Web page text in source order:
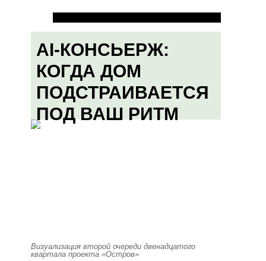
AI-КОНСЬЕРЖ:
КОГДА ДОМ
ПОДСТРАИВАЕТСЯ
ПОД ВАШ РИТМ
Визуализация второй очереди двенадцатого
квартала проекта «Остров»